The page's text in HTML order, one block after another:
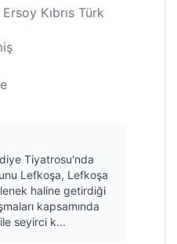
Kıbrıs Türk
Tiyatrosu'nda
Lefkoşa, Lefkoşa
haline getirdiği
kapsamında
seyirci k...